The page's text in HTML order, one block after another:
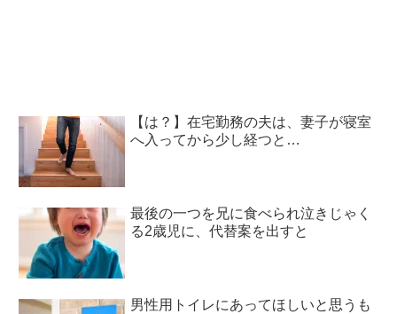
【は？】在宅勤務の夫は、妻子が寝室
へ入ってから少し経つと…
最後の一つを兄に食べられ泣きじゃく
る2歳児に、代替案を出すと
男性用トイレにあってほしいと思うも